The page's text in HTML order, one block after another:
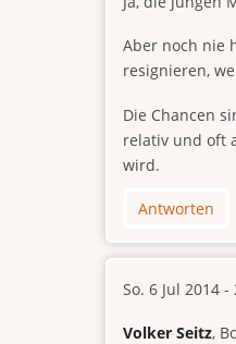
Aber noch nie
resignieren,
Die Chancen
relativ und oft
wird.
Antworten
So. 6 Jul 2014 -
Volker Seitz,